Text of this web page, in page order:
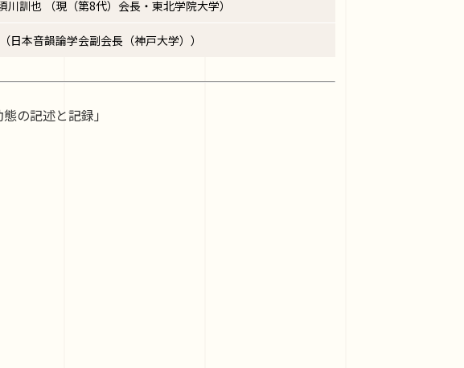
川訓也 （現（第8代）会長・東北学院大学）
日本音韻論学会副会長（神戸大学））
の記述と記録」